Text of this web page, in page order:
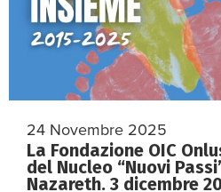
24 Novembre 2025
La Fondazione OIC
del Nucleo “Nuovi
Nazareth. 3 dicembre